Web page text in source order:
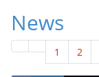
News
1 2